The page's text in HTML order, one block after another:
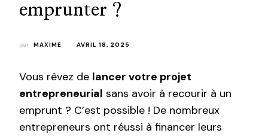
emprunter ?
par MAXIME AVRIL 18, 2025
Vous rêvez de lancer votre projet
entrepreneurial sans avoir à recourir à un
emprunt ? C’est possible ! De nombreux
entrepreneurs ont réussi à financer leurs